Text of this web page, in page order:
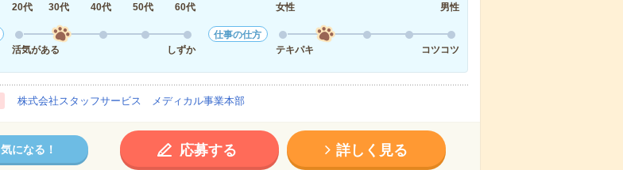
20代
30代 40代 50代 60代
女性
男性
活気がある
しずか
仕事の仕方
テキパキ
コツコツ
株式会社スタッフサービス メディカル事業本部
気になる！ 応募する 詳しく見る